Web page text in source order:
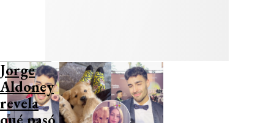
Jorge
Aldoney
revela